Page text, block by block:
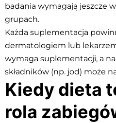
badania wymagają jeszcze
grupach.
Każda suplementacja
dermatologiem lub
wymaga suplementacji, a
składników (np. jod) może
Kiedy dieta
rola